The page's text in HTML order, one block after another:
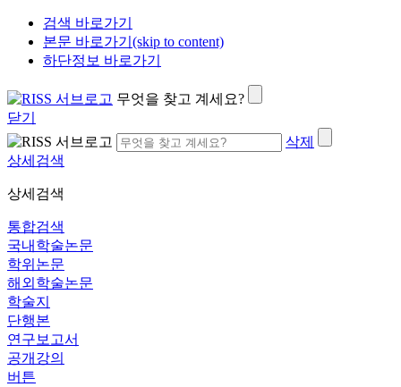
검색 바로가기
본문 바로가기(skip to content)
하단정보 바로가기
무엇을 찾고 계세요?
닫기
삭제
상세검색
상세검색
통합검색
국내학술논문
학위논문
해외학술논문
학술지
단행본
연구보고서
공개강의
버튼